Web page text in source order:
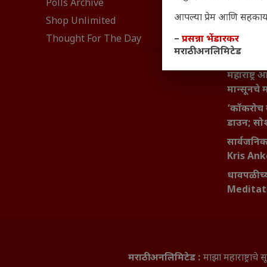
Polls Archive
Shop Unlimited
Thought For The Day
वाढता
आव्हाने
मान्सूनचे
‘कॉकरोच
डाउन;
Kris
मराठी अनलिमिटेड : माझा
आपल्या प्रेम आणि
– प्रसन्ना भेंडारकर
मराठी अनलिमिटेड